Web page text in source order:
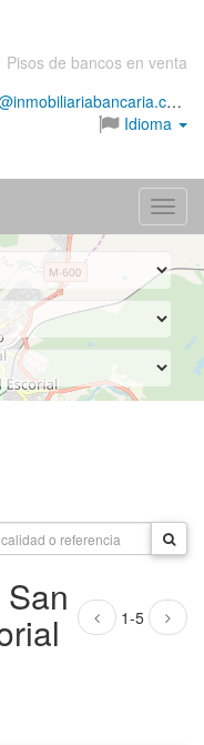
Pisos de bancos en venta
info@inmobiliariabancaria.com
Idioma
Menú
1-5